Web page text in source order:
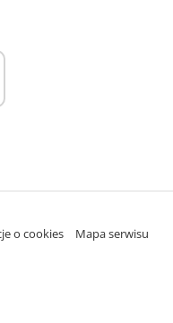
o cookies
Mapa serwisu